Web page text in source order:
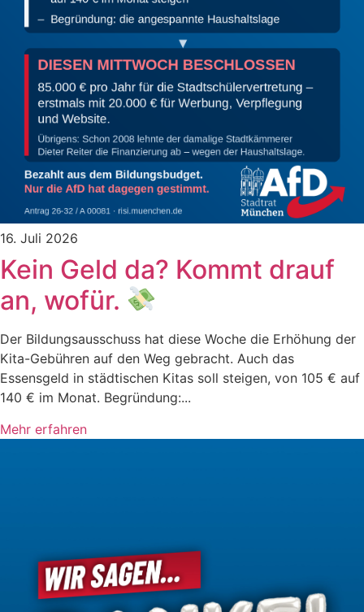
16. Juli 2026
Kein Geld da? Kommt drauf
an, wofür.
Der Bildungsausschuss hat diese Woche die Erhöhung der
Kita-Gebühren auf den Weg gebracht. Auch das
Essensgeld in städtischen Kitas soll steigen, von 105 € auf
140 € im Monat. Begründung:...
Mehr erfahren